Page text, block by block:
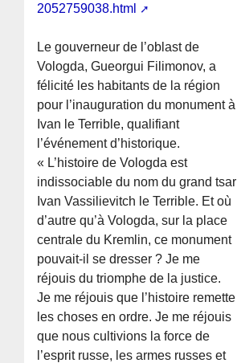
2052759038.html
Le gouverneur de l’oblast de
Vologda, Gueorgui Filimonov, a
félicité les habitants de la région
pour l’inauguration du monument à
Ivan le Terrible, qualifiant
l’événement d’historique.
« L’histoire de Vologda est
indissociable du nom du grand tsar
Ivan Vassilievitch le Terrible. Et où
d’autre qu’à Vologda, sur la place
centrale du Kremlin, ce monument
pouvait-il se dresser ? Je me
réjouis du triomphe de la justice.
Je me réjouis que l’histoire remette
les choses en ordre. Je me réjouis
que nous cultivions la force de
l’esprit russe, les armes russes et